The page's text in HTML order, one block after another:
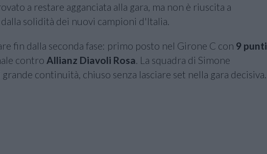
a restare agganciata alla gara, ma non è riuscita a
solidità dei nuovi campioni d'Italia.
fin dalla seconda fase: primo posto nel Girone C con 9 punti
contro Allianz Diavoli Rosa . La squadra di Simone
continuità, chiuso senza lasciare set nella gara decisiva.